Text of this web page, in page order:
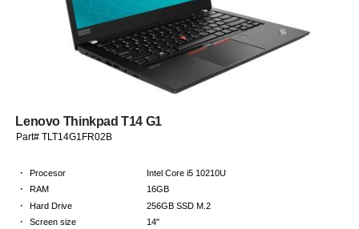
Lenovo Thinkpad T14 G1
Part# TLT14G1FR02B
· Procesor Intel Core i5 10210U
· RAM 16GB
· Hard Drive 256GB SSD M.2
· Screen size 14"